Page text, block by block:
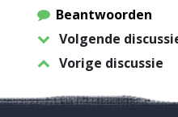
Beantwoorden
Volgende
Vorige discussie